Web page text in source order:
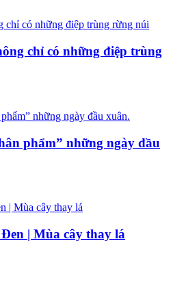
chỉ có những điệp trùng
phẩm” những ngày đầu
| Mùa cây thay lá